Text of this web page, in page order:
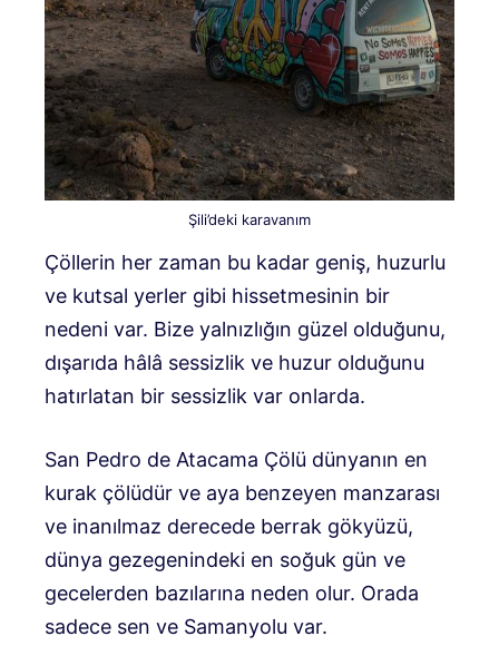
Şili’deki karavanım
Çöllerin her zaman bu kadar geniş, huzurlu
ve kutsal yerler gibi hissetmesinin bir
nedeni var. Bize yalnızlığın güzel olduğunu,
dışarıda hâlâ sessizlik ve huzur olduğunu
hatırlatan bir sessizlik var onlarda.
San Pedro de Atacama Çölü dünyanın en
kurak çölüdür ve aya benzeyen manzarası
ve inanılmaz derecede berrak gökyüzü,
dünya gezegenindeki en soğuk gün ve
gecelerden bazılarına neden olur. Orada
sadece sen ve Samanyolu var.